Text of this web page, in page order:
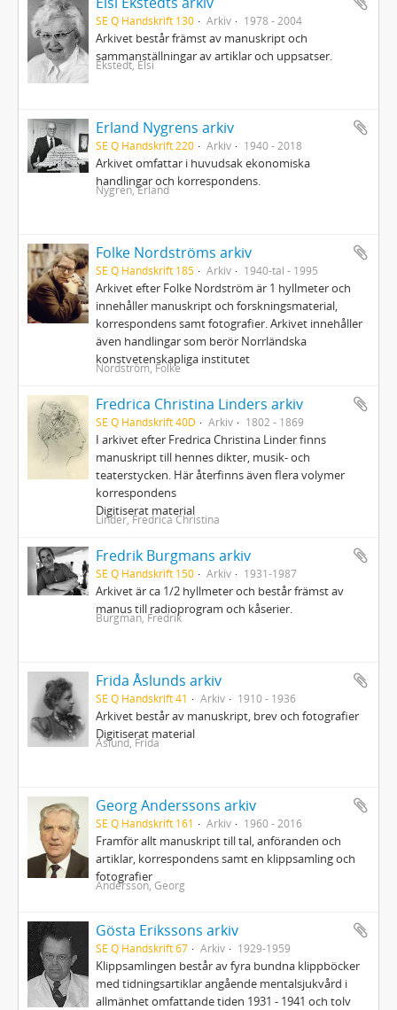
SE Q Handskrift 130 Arkiv 1978 - 2004
Arkivet består främst av manuskript och
sammanställningar av artiklar och uppsatser.
Ekstedt, Elsi
Erland Nygrens arkiv
SE Q Handskrift 220 Arkiv 1940 - 2018
Arkivet omfattar i huvudsak ekonomiska
handlingar och korrespondens.
Nygren, Erland
Folke Nordströms arkiv
SE Q Handskrift 185 Arkiv 1940-tal - 1995
Arkivet efter Folke Nordström är 1 hyllmeter och
innehåller manuskript och forskningsmaterial,
korrespondens samt fotografier. Arkivet innehåller
även handlingar som berör Norrländska
konstvetenskapliga institutet
Nordström, Folke
Fredrica Christina Linders arkiv
SE Q Handskrift 40D Arkiv 1802 - 1869
I arkivet efter Fredrica Christina Linder finns
manuskript till hennes dikter, musik- och
teaterstycken. Här återfinns även flera volymer
korrespondens
Digitiserat material
Linder, Fredrica Christina
Fredrik Burgmans arkiv
SE Q Handskrift 150 Arkiv 1931-1987
Arkivet är ca 1/2 hyllmeter och består främst av
manus till radioprogram och kåserier.
Burgman, Fredrik
Frida Åslunds arkiv
SE Q Handskrift 41 Arkiv 1910 - 1936
Arkivet består av manuskript, brev och fotografier
Digitiserat material
Åslund, Frida
Georg Anderssons arkiv
SE Q Handskrift 161 Arkiv 1960 - 2016
Framför allt manuskript till tal, anföranden och
artiklar, korrespondens samt en klippsamling och
fotografier
Andersson, Georg
Gösta Erikssons arkiv
SE Q Handskrift 67 Arkiv 1929-1959
Klippsamlingen består av fyra bundna klippböcker
med tidningsartiklar angående mentalsjukvård i
allmänhet omfattande tiden 1931 - 1941 och tolv